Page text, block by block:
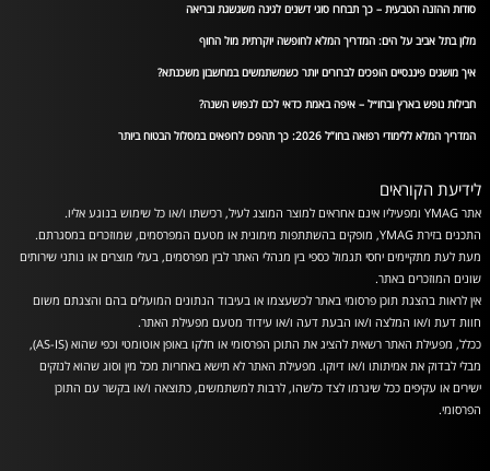
סודות ההזנה הטבעית – כך תבחרו סוגי דשנים לגינה משגשגת ובריאה
מלון בתל אביב על הים: המדריך המלא לחופשה יוקרתית מול החוף
איך מושגים פיננסיים הופכים לברורים יותר כשמשתמשים במחשבון משכנתא?
חבילות נופש בארץ ובחו״ל – איפה באמת כדאי לכם לנפוש השנה?
המדריך המלא ללימודי רפואה בחו”ל 2026: כך תהפכו לרופאים במסלול הבטוח ביותר
לידיעת הקוראים
אתר YMAG ומפעיליו אינם אחראים למוצר המוצג לעיל, רכישתו ו/או כל שימוש בנוגע אליו.
התכנים בזירת YMAG, מופקים בהשתתפות מימונית או מטעם המפרסמים, שמוזכרים במסגרתם.
מעת לעת מתקיימים יחסי תגמול כספי בין מנהלי האתר לבין מפרסמים, בעלי מוצרים או נותני שירותים
שונים המוזכרים באתר.
אין לראות בהצגת תוכן פרסומי באתר לכשעצמו או בעיבוד הנתונים המועלים בהם והצגתם משום
חוות דעת ו/או המלצה ו/או הבעת דעה ו/או עידוד מטעם מפעילת האתר.
ככלל, מפעילת האתר רשאית להציג את התוכן הפרסומי או חלקו באופן אוטומטי וכפי שהוא (AS-IS),
מבלי לבדוק את אמיתותו ו/או דיוקו. מפעילת האתר לא תישא באחריות מכל מין וסוג שהוא לנזקים
ישירים או עקיפים ככל שיגרמו לצד כלשהו, לרבות למשתמשים, כתוצאה ו/או בקשר עם התוכן
הפרסומי.